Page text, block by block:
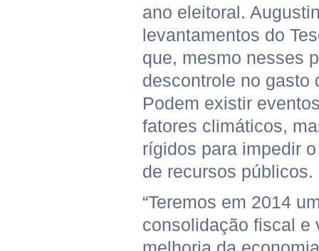
ano eleitoral.
levantamentos do
que, mesmo nesses
descontrole no gasto
Podem existir
fatores climáticos,
rígidos para impedir
de recursos públicos.
“Teremos em 2014
consolidação fiscal e